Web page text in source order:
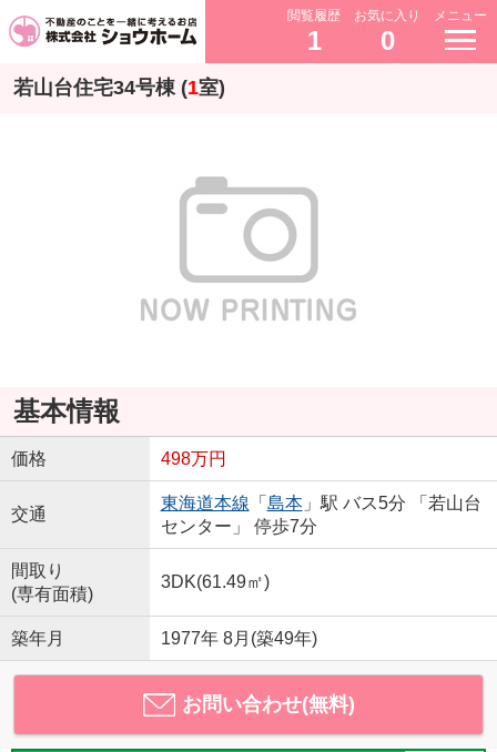
閲覧履歴
1
お気に入り
0
メニュー
若山台住宅34号棟 (1室)
基本情報
価格 498万円
交通
東海道本線 「 島本」駅 バス5分 「若山台
センター」 停歩7分
間取り
(専有面積)
3DK(61.49㎡)
築年月 1977年 8月(築49年)
お問い合わせ(無料)